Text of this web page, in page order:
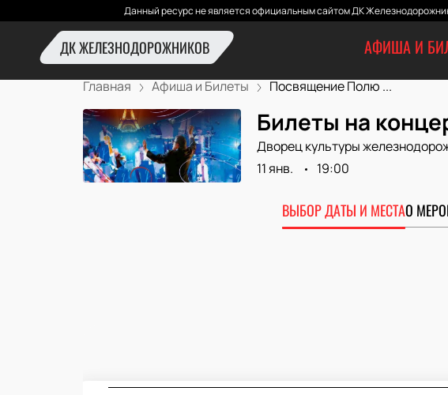
Данный ресурс не является официальным сайтом ДК
ДК ЖЕЛЕЗНОДОРОЖНИКОВ АФИША И
Главная Афиша и Билеты Посвящение Полю ...
Билеты на
Дворец культуры
11 янв.
19:00
ВЫБОР ДАТЫ И МЕСТАО